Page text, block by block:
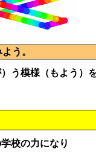
う。
う模様（もよう）
校の力になり